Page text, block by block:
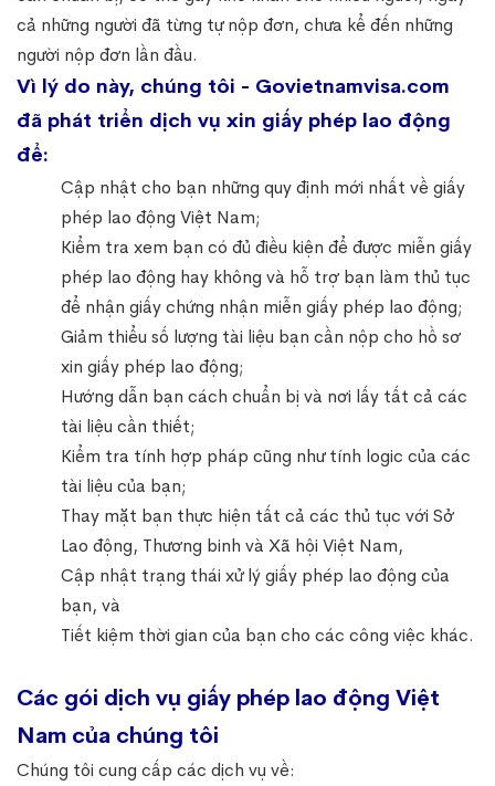
cả những người đã từng tự nộp đơn, chưa kể đến những
người nộp đơn lần đầu.
Vì lý do này, chúng tôi - Govietnamvisa.com
đã phát triển dịch vụ xin giấy phép lao động
để:
Cập nhật cho bạn những quy định mới nhất về giấy
phép lao động Việt Nam;
Kiểm tra xem bạn có đủ điều kiện để được miễn giấy
phép lao động hay không và hỗ trợ bạn làm thủ tục
để nhận giấy chứng nhận miễn giấy phép lao động;
Giảm thiểu số lượng tài liệu bạn cần nộp cho hồ sơ
xin giấy phép lao động;
Hướng dẫn bạn cách chuẩn bị và nơi lấy tất cả các
tài liệu cần thiết;
Kiểm tra tính hợp pháp cũng như tính logic của các
tài liệu của bạn;
Thay mặt bạn thực hiện tất cả các thủ tục với Sở
Lao động, Thương binh và Xã hội Việt Nam,
Cập nhật trạng thái xử lý giấy phép lao động của
bạn, và
Tiết kiệm thời gian của bạn cho các công việc khác.
Các gói dịch vụ giấy phép lao động Việt
Nam của chúng tôi
Chúng tôi cung cấp các dịch vụ về: